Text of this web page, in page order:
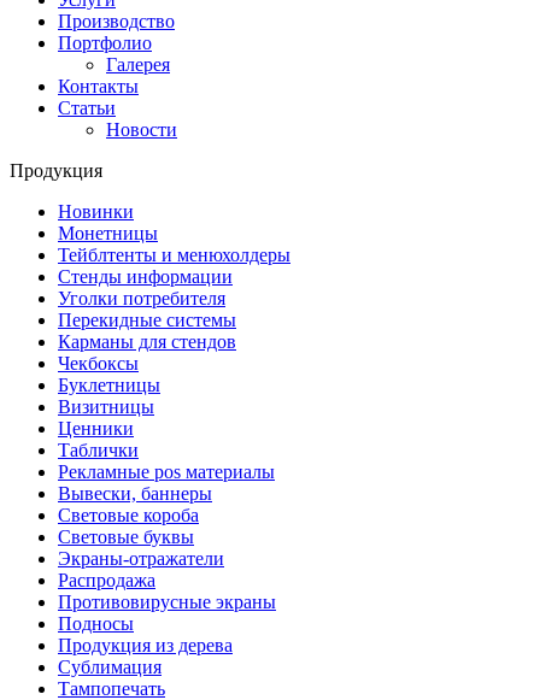
Производство
Портфолио
Галерея
Контакты
Статьи
Новости
Продукция
Новинки
Монетницы
Тейблтенты и менюхолдеры
Стенды информации
Уголки потребителя
Перекидные системы
Карманы для стендов
Чекбоксы
Буклетницы
Визитницы
Ценники
Таблички
Рекламные pos материалы
Вывески, баннеры
Световые короба
Световые буквы
Экраны-отражатели
Распродажа
Противовирусные экраны
Подносы
Продукция из дерева
Сублимация
Тампопечать